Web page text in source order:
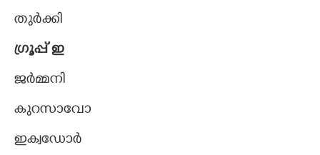
തുർക്കി
ഗ്രൂപ്പ് ഇ
ജർമ്മനി
കുറസാവോ
ഇക്വഡോർ